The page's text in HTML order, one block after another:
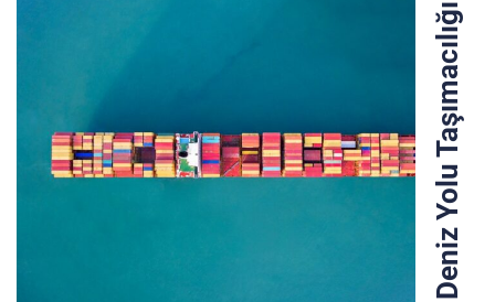
Deniz Yolu Taşımacılığı